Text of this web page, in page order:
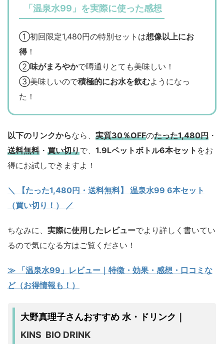
「温泉水99」を実際に使った感想
①初回限定1,480円の特別セットは想像以上にお
得！
②味がまろやかで噂通りとても美味しい！
③美味しいので積極的にお水を飲むようになっ
た！
以下のリンクからなら、 実質30％OFFのたった1,480円 ・
送料無料・ 買い切りで、 1.9Lペットボトル6本セット をお
得にお試しできますよ！
＼ 【たった1,480円・送料無料】 温泉水99 6本セット
（買い切り！） ／
ちなみに、 実際に使用したレビューでより詳しく書いてい
るので気になる方はご覧ください！
≫ 「温泉水99」レビュー｜特徴・効果・感想・口コミな
ど（お得情報も！）
大野真理子さんおすすめ 水・ドリンク｜
KINS BIO DRINK